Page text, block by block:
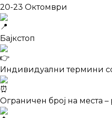
20-23 Октомври
Бајкстоп
Индивидуални термини
Ограничен број на места